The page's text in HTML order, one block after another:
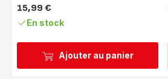
Ajouter au panier
Prix
15,99 €
En stock